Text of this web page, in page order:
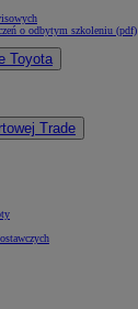
o odbytym szkoleniu (pdf)
Toyota
Trade